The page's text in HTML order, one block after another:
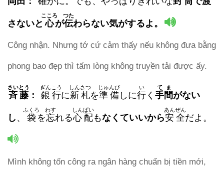
さないと 心
こころ
が伝
つた
わらない気がするよ。
Công nhận. Nhưng tớ cứ cảm thấy nếu không đưa bằng
phong bao đẹp thì tấm lòng không truyền tải được ấy.
斉藤
さいとう
： 銀行
ぎんこう
に新札
しんさつ
を準備
じゅんび
しに行
い
く 手間
てま
がない
し 、 袋
ふくろ
を忘
わす
れる心配
しんぱい
もなくていいから安全
あんぜん
だよ。
Mình không tốn công ra ngân hàng chuẩn bị tiền mới,